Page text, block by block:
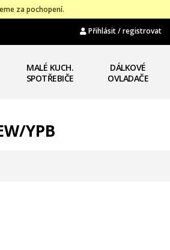
za pochopení.
Přihlásit / registrovat
MALÉ KUCH.
SPOTŘEBIČE
DÁLKOVÉ
OVLADAČE
YPB